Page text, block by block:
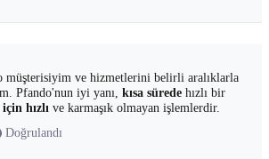
müşterisiyim ve hizmetlerini belirli aralıklarla
Pfando'nun iyi yanı, kısa sürede hızlı bir
hızlı ve karmaşık olmayan işlemlerdir.
Doğrulandı